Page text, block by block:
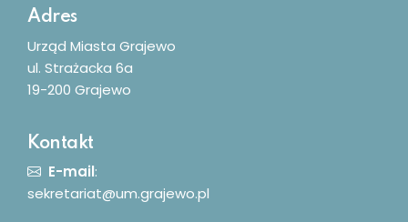
Adres
Urząd Miasta Grajewo
ul. Strażacka 6a
19-200 Grajewo
Kontakt
E-mail:
sekretariat@um.grajewo.pl